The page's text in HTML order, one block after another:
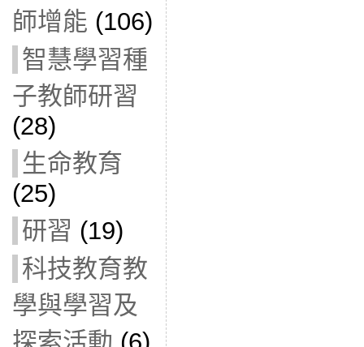
師增能 (106)
智慧學習種
子教師研習
(28)
生命教育
(25)
研習 (19)
科技教育教
學與學習及